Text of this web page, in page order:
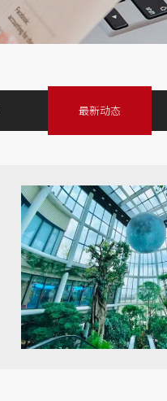
最新动态